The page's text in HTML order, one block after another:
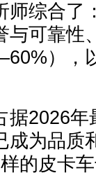
师综合了
与可靠性
），
2026年
成为品质
的皮卡